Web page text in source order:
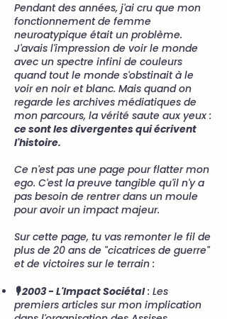
Pendant des années, j'ai cru que mon
fonctionnement de femme
neuroatypique était un problème.
J'avais l'impression de voir le monde
avec un spectre infini de couleurs
quand tout le monde s'obstinait à le
voir en noir et blanc. Mais quand on
regarde les archives médiatiques de
mon parcours, la vérité saute aux yeux :
ce sont les divergentes qui écrivent
l'histoire.
Ce n'est pas une page pour flatter mon
ego. C'est la preuve tangible qu'il n'y a
pas besoin de rentrer dans un moule
pour avoir un impact majeur.
Sur cette page, tu vas remonter le fil de
plus de 20 ans de "cicatrices de guerre"
et de victoires sur le terrain :
🎙️ 2003 - L'Impact Sociétal: Les
premiers articles sur mon implication